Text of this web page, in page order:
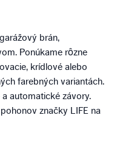
brán,
Ponúkame rôzne
krídlové alebo
farebných variantách.
automatické závory.
značky LIFE na